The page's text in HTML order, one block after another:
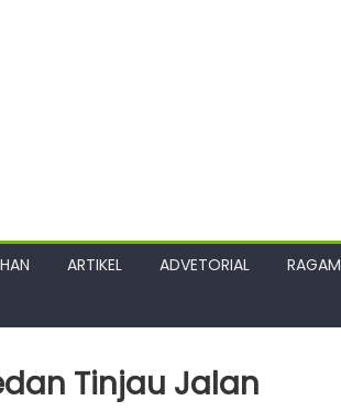
ARTIKEL ADVETORIAL RAGAM
Tinjau Jalan